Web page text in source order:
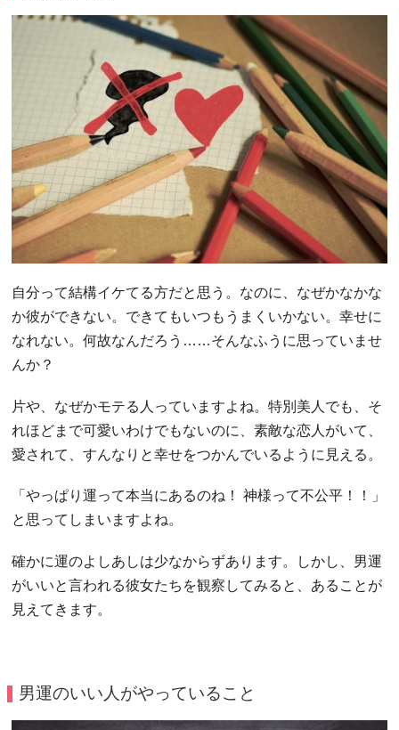
自分って結構イケてる方だと思う。なのに、なぜかなかな
か彼ができない。できてもいつもうまくいかない。幸せに
なれない。何故なんだろう……そんなふうに思っていませ
んか？
片や、なぜかモテる人っていますよね。特別美人でも、そ
れほどまで可愛いわけでもないのに、素敵な恋人がいて、
愛されて、すんなりと幸せをつかんでいるように見える。
「やっぱり運って本当にあるのね！ 神様って不公平！！」
と思ってしまいますよね。
確かに運のよしあしは少なからずあります。しかし、男運
がいいと言われる彼女たちを観察してみると、あることが
見えてきます。
男運のいい人がやっていること